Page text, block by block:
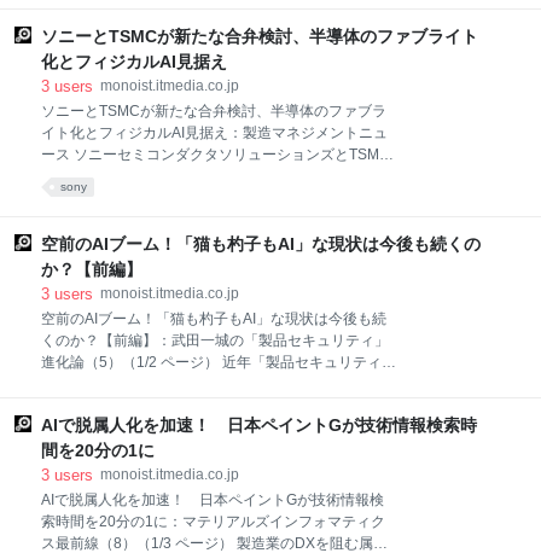
碁、ゲームなどのデジタル領域において超人的な能力
を示してきたが、同研究では1000分の1秒単位の制御
が求められる物理的なスポーツ競技へのAI応用を初め
リューションズ（SSS）のイメージセンサー
「IMX273」搭載カメラ9台で、ボールの3次元位置を
正確に把握する。さらに、SSSのイベントベースビジ
ョンセンサー「IMX636」と、パンチルトミラー、焦点
ソニーとTSMCが新たな合弁検討、半導体のファブライト
化とフィジカルAI見据え
3 users monoist.itmedia.co.jp
ソニーとTSMCが新たな合弁検討、半導体のファブラ
イト化とフィジカルAI見据え：製造マネジメントニュ
ース ソニーセミコンダクタソリューションズとTSMC
略的提携に向けて、法的拘束力を伴わない基本合意書
（以下、ソニー）とTaiwan Semiconductor
Manufacturing Company（TSMC）は2026年5月8日、
次世代イメージセンサーの開発と製造に関する戦略的
お、この合意書に法的拘束力はない。 今回の提携によ
り、ソニーとTSMCは、ソニーが過半数の株式を保有
し支配株主となる合弁会社の設立を検討する。加え
の開発と生産ラインの構築に向けた検討を進める。 今
回の合弁会社を通じて、両社は
sony
空前のAIブーム！「猫も杓子もAI」な現状は今後も続くの
か？【前編】
3 users monoist.itmedia.co.jp
空前のAIブーム！「猫も杓子もAI」な現状は今後も続
くのか？【前編】：武田一城の「製品セキュリティ」
進化論（5）（1/2 ページ） 近年「製品セキュリティ」
「製品セキュリティ」から多少は逸脱するが、IT革命
以来の世界を革新するものと世論に目されているAIの
これまでと今後について述べる。 ChatGPTの衝撃的な
登場以降、世界はいまだかつてない「知の競争」に沸
き立っている。さまざまな業種業態の企業が、あらゆ
るビジネスシーンでこの生成AI（人工知能）を使いこ
AIで脱属人化を加速！ 日本ペイントGが技術情報検索時
間を20分の1に
3 users monoist.itmedia.co.jp
AIで脱属人化を加速！ 日本ペイントGが技術情報検
索時間を20分の1に：マテリアルズインフォマティク
ス最前線（8）（1/3 ページ） 製造業のDXを阻む属人